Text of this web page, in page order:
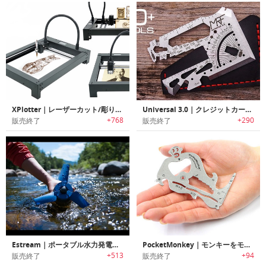
XPlotter｜レーザーカット/彫り付け可能なデスクトップ作図装置「Xプロッター」
販売終了 +768
Universal 3.0｜クレジットカードサイズEDCマルチツール「ユニバーサル3.0」
販売終了 +290
Estream｜ポータブル水力発電チャージャー「イーストリーム」
販売終了 +513
PocketMonkey｜モンキーをモチーフにした多機能マルチツール「ポケットモンキー」
販売終了 +94